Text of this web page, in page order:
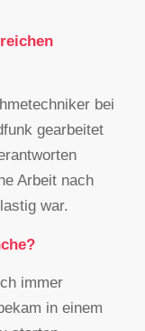
bei
gearbeitet
Arbeit nach
war.
immer
in einem